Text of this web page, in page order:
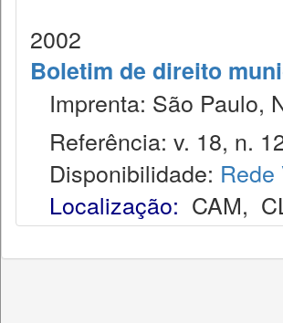
2002
Boletim de direito
Imprenta: São Paulo,
Referência: v. 18, n.
Disponibilidade:
Localização: CAM,